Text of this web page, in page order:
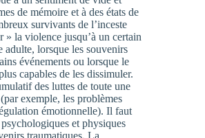
de mémoire et à des états de
survivants de l’inceste
» la violence jusqu’à un certain
adulte, lorsque les souvenirs
événements ou lorsque le
capables de les dissimuler.
des luttes de toute une
exemple, les problèmes
émotionnelle). Il faut
et physiques
traumatiques. La